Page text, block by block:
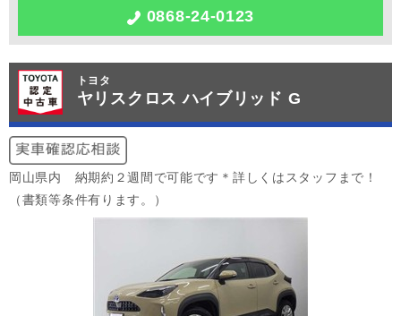
0868-24-0123
トヨタ
ヤリスクロス ハイブリッド G
岡山県内 納期約２週間で可能です＊詳しくはスタッフまで！
（書類等条件有ります。）